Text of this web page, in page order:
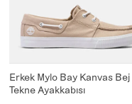
Erkek Mylo Bay Kanvas Bej
Tekne Ayakkabısı